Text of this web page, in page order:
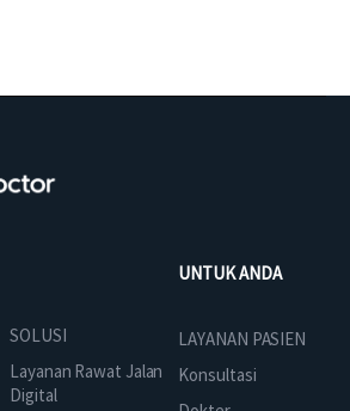
SOLUSI
Layanan Rawat Jalan
Digital
UNTUK ANDA
LAYANAN PASIEN
Konsultasi